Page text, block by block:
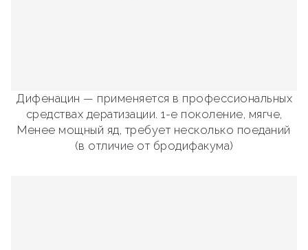
Дифенацин — применяется в профессиональных
средствах дератизации. 1-е поколение, мягче,
Менее мощный яд, требует несколько поеданий
(в отличие от бродифакума)